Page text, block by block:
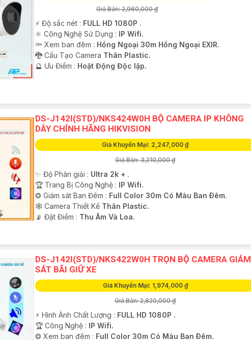
Giá Bán: 2,960,000 ₫
️⚡ Độ sắc nét : FULL HD 1080P .
⚛️ Công Nghệ Sử Dụng : IP Wifi.
🔦 Xem ban đêm : Hồng Ngoại 30m Hồng Ngoại EXIR.
🐉️ Cấu Tạo Camera Thân Plastic.
️🔮 Ưu Điểm : Hoặt Động Độc lập.
DS-J142I(STD)/NKS424W0H BỘ CAMERA IP KHÔNG
DÂY CHÍNH HÃNG HIKVISION
Giá Khuyến Mại: 2,247,000 ₫
Giá Bán: 3,210,000 ₫
✨ Độ Phân giải : Ultra 2k + .
🏆 Trang Bị Công Nghệ : IP Wifi.
❂ Giám sát Ban Đêm : Full Color 30m Có Màu Ban Ðêm.
🕸️ Camera Thiết Kế Thân Plastic.
️📡 Đặt Điểm : Thu Âm Và Loa.
DS-J142I(STD)/NKS422W0H TRỌN BỘ CAMERA GIÁM
SÁT BÃI GIỮ XE
Giá Khuyến Mại: 1,974,000 ₫
Giá Bán: 2,820,000 ₫
️⚡ Hình Ành Chất Lượng : FULL HD 1080P .
🏆 Công Nghệ : IP Wifi.
❂ Xem ban đêm : Full Color 30m Có Màu Ban Ðêm.